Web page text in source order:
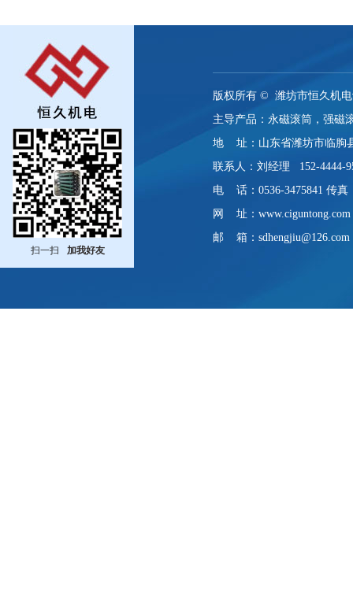
扫一扫 加我好友
版权所有 © 潍坊市恒久机
主导产品：永磁滚筒，强磁
地 址：山东省潍坊市临朐
联系人：刘经理 152-4444-
电 话：0536-3475841 传真
网 址：www.ciguntong.com
邮 箱：sdhengjiu@126.com